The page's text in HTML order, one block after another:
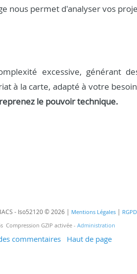
nous permet d'analyser vos
excessive, générant
à la carte, adapté à votre
le pouvoir technique.
- Iso52120 © 2026 | Mentions Légales | RGPD
Compression GZIP activée - Administration
commentaires Haut de page